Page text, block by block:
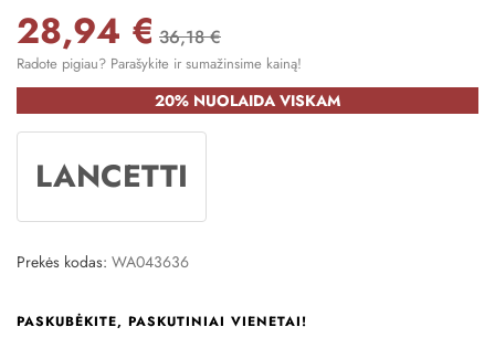
28,94 € 36,18 €
Radote pigiau? Parašykite ir sumažinsime kainą!
20% NUOLAIDA VISKAM
LANCETTI
Prekės kodas: WA043636
PASKUBĖKITE, PASKUTINIAI VIENETAI!